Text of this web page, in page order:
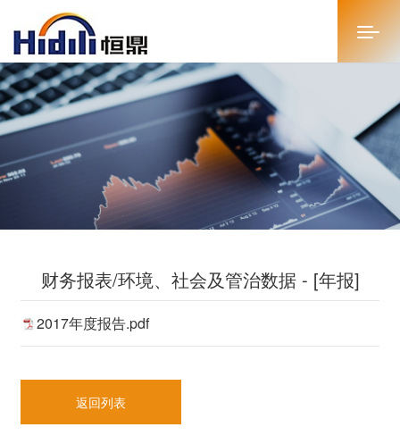
首页
关于恒鼎
新闻中心
恒鼎文化
财务报表/环境、社会及管治数据 - [年报]
2017年度报告.pdf
返回列表